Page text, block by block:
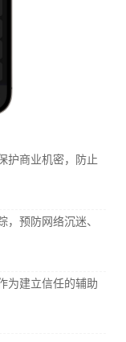
护商业机密，防止
，预防网络沉迷、
为建立信任的辅助